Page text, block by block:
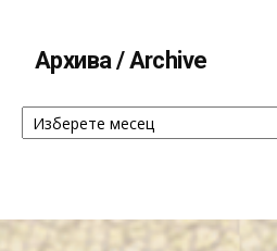
Архива / Archive
Архива